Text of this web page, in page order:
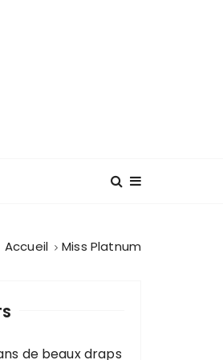
Accueil Miss Platnum
de beaux draps